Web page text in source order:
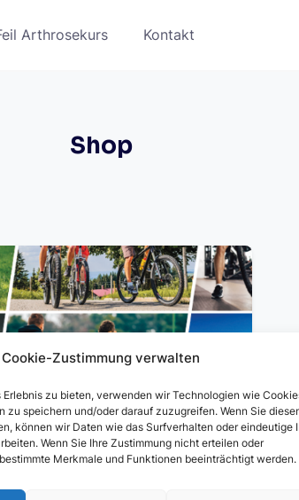
Cookie-Zustimmung verwalten
Erlebnis zu bieten, verwenden wir Technologien wie
zu speichern und/oder darauf zuzugreifen. Wenn Sie
können wir Daten wie das Surfverhalten oder eindeutige
Wenn Sie Ihre Zustimmung nicht erteilen oder
Merkmale und Funktionen beeinträchtigt werden.
Arthrosekurs Kontakt
Shop
ultraSPORTS
Warenkorb